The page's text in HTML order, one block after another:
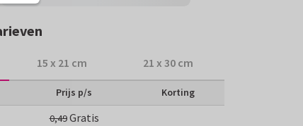
15 x 21 cm 21 x 30 cm
Prijs p/s Korting
0,49Gratis